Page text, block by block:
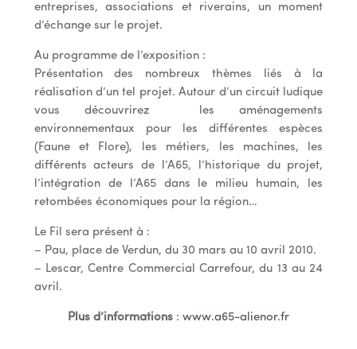
entreprises, associations et riverains, un moment
d’échange sur le projet.
Au programme de l’exposition :
Présentation des nombreux thèmes liés à la
réalisation d’un tel projet. Autour d’un circuit ludique
vous découvrirez les aménagements
environnementaux pour les différentes espèces
(Faune et Flore), les métiers, les machines, les
différents acteurs de l’A65, l’historique du projet,
l’intégration de l’A65 dans le milieu humain, les
retombées économiques pour la région…
Le Fil sera présent à :
– Pau, place de Verdun, du 30 mars au 10 avril 2010.
– Lescar, Centre Commercial Carrefour, du 13 au 24
avril.
Plus d’informations: www.a65-alienor.fr